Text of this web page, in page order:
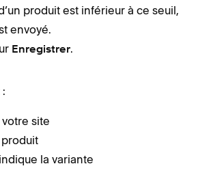
produit est inférieur à ce seuil,
envoyé.
Enregistrer.
site
indique la variante